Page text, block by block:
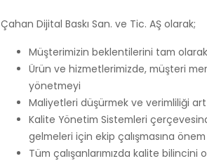
Çahan Dijital Baskı San. ve Tic. AŞ olarak;
Müşterimizin beklentilerini tam
Ürün ve hizmetlerimizde, müşteri
yönetmeyi
Maliyetleri düşürmek ve verimliliği
Kalite Yönetim Sistemleri
gelmeleri için ekip çalışmasına
Tüm çalışanlarımızda kalite bilincini